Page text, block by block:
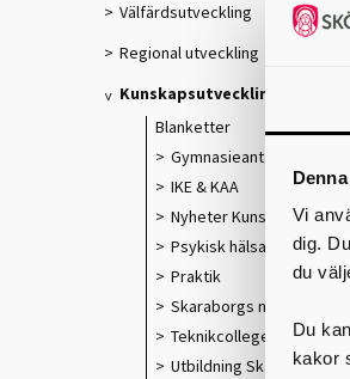
Vi
dig.
du
Du
kakor
Välfärdsutveckling
Regional utveckling
Kunskapsutveckling
Blanketter
Gymnasieantagningen
IKE & KAA
Nyheter
Psykisk hälsa med
Praktik
Skaraborgs nätverk
Teknikcollege
Utbildning Skaraborg